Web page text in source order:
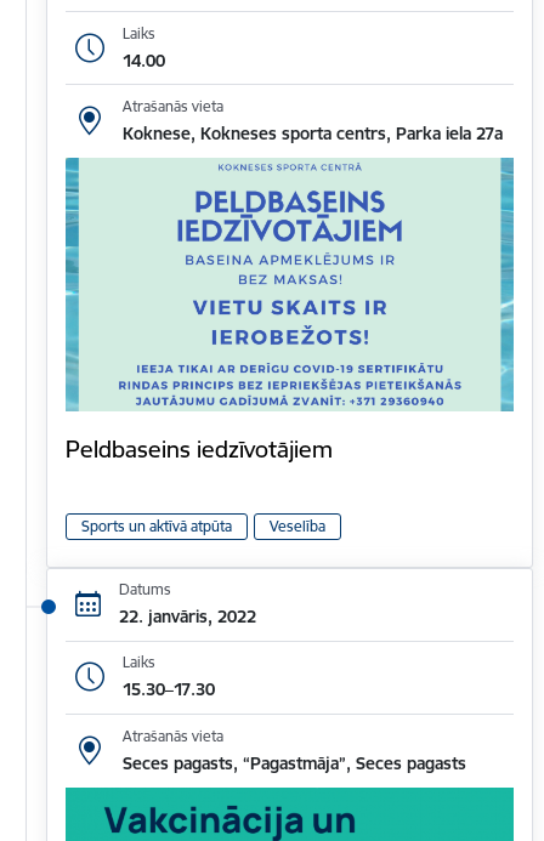
Laiks
14.00
Atrašanās vieta
Koknese, Kokneses sporta centrs, Parka iela 27a
Peldbaseins iedzīvotājiem
Sports un aktīvā atpūta Veselība
Datums
22. janvāris, 2022
Laiks
15.30–17.30
Atrašanās vieta
Seces pagasts, “Pagastmāja”, Seces pagasts